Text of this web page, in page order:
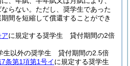
らない。 ただし、奨学生であった
間を短縮して償還することができ
に規定する奨学生 貸付期間の2倍
生以外の奨学生 貸付期間の2.5倍
7条第1項第1号イに規定する奨学生